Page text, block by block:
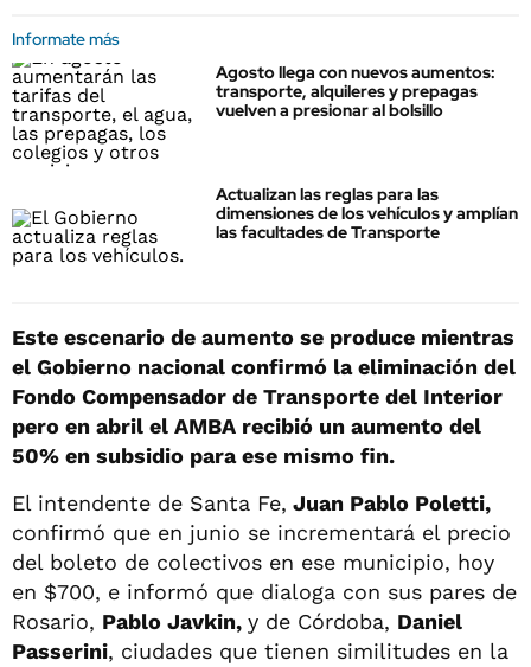
Informate más
Agosto llega con nuevos aumentos:
transporte, alquileres y prepagas
vuelven a presionar al bolsillo
Actualizan las reglas para las
dimensiones de los vehículos y amplían
las facultades de Transporte
Este escenario de aumento se produce mientras
el Gobierno nacional confirmó la eliminación del
Fondo Compensador de Transporte del Interior
pero en abril el AMBA recibió un aumento del
50% en subsidio para ese mismo fin.
El intendente de Santa Fe, Juan Pablo Poletti,
confirmó que en junio se incrementará el precio
del boleto de colectivos en ese municipio, hoy
en $700, e informó que dialoga con sus pares de
Rosario, Pablo Javkin, y de Córdoba, Daniel
Passerini, ciudades que tienen similitudes en la